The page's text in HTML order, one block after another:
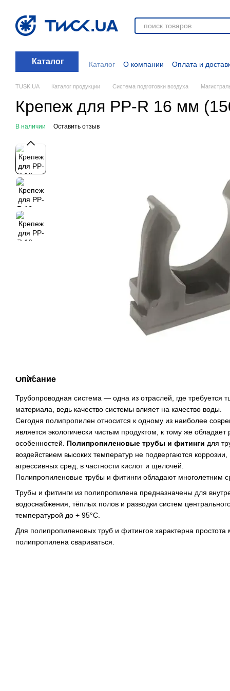
Каталог Каталог О компании Оплата и
Дополнительные материалы
Блог
TUSK.UA Каталог продукции Система подготовки воздуха
Крепеж для PP-R 16 мм
В наличии Оставить отзыв
Описание
Трубопроводная система — одна из отраслей, где требуется
материала, ведь качество системы влияет на качество воды.
Сегодня полипропилен относится к одному из наиболее
является экологически чистым продуктом, к тому же
особенностей. Полипропиленовые трубы и фитинги для
воздействием высоких температур не подвергаются
агрессивных сред, в частности кислот и щелочей.
Полипропиленовые трубы и фитинги обладают многолетним
Трубы и фитинги из полипропилена предназначены для
водоснабжения, тёплых полов и разводки систем
температурой до + 95°С.
Для полипропиленовых труб и фитингов характерна простота
полипропилена свариваться.